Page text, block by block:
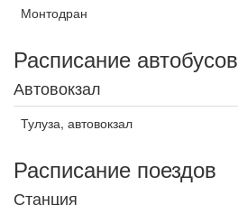
Монтодран
Расписание автобусов
Автовокзал
Тулуза, автовокзал
Расписание поездов
Станция